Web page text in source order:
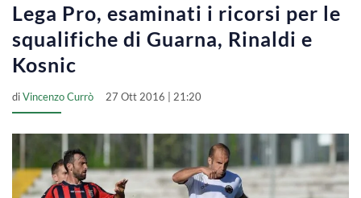
Lega Pro, esaminati i ricorsi per le
squalifiche di Guarna, Rinaldi e
Kosnic
diVincenzo Currò 27 Ott 2016 | 21:20